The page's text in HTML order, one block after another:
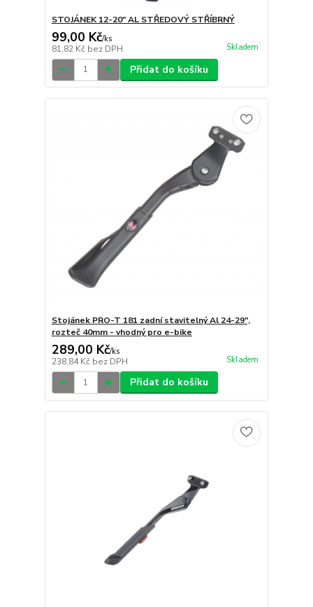
STOJÁNEK 12-20" AL STŘEDOVÝ STŘÍBRNÝ
99,00 Kč/ks
81,82 Kč bez DPH Skladem
Přidat do košíku
Stojánek PRO-T 181 zadní stavitelný Al 24-29",
rozteč 40mm - vhodný pro e-bike
289,00 Kč/ks
238,84 Kč bez DPH Skladem
Přidat do košíku